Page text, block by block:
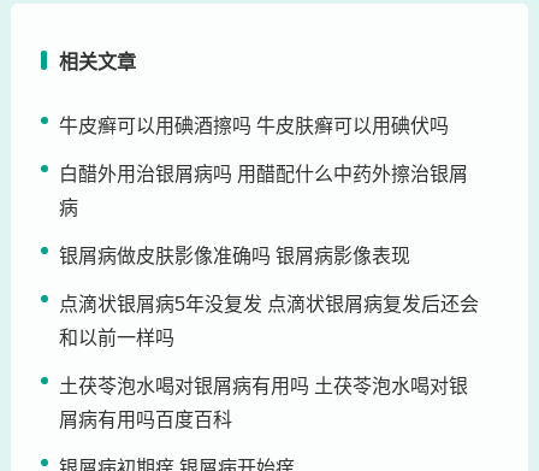
相关文章
牛皮癣可以用碘酒擦吗 牛皮肤癣可以用碘伏吗
白醋外用治银屑病吗 用醋配什么中药外擦治银屑
病
银屑病做皮肤影像准确吗 银屑病影像表现
点滴状银屑病5年没复发 点滴状银屑病复发后还会
和以前一样吗
土茯苓泡水喝对银屑病有用吗 土茯苓泡水喝对银
屑病有用吗百度百科